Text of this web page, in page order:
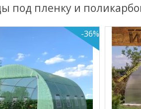
под пленку и
-36%